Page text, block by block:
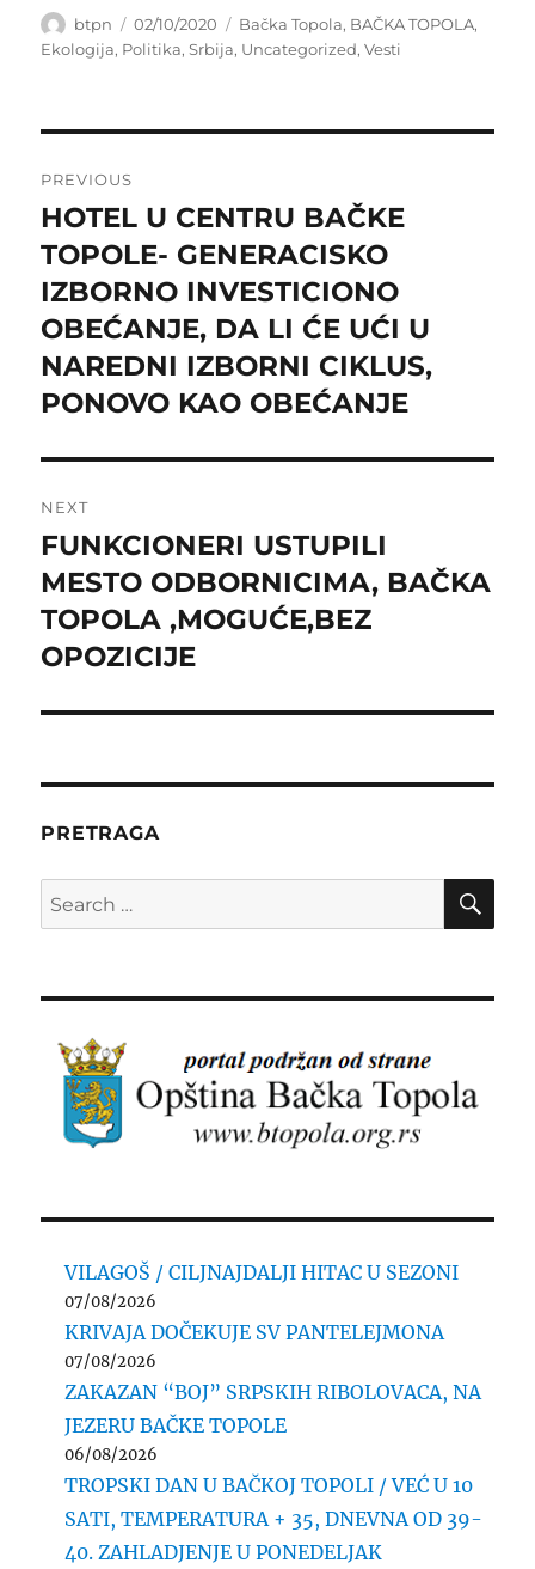
Author
btpn
Posted
on
02/10/2020 Categories
Bačka Topola, BAČKA TOPOLA,
Ekologija, Politika,Srbija, Uncategorized,Vesti
navigation
PREVIOUS
Previous
post:
HOTEL U CENTRU BAČKE
TOPOLE- GENERACISKO
IZBORNO INVESTICIONO
OBEĆANJE, DA LI ĆE UĆI U
NAREDNI IZBORNI CIKLUS,
PONOVO KAO OBEĆANJE
NEXT
Next
post:
FUNKCIONERI USTUPILI
MESTO ODBORNICIMA, BAČKA
TOPOLA ,MOGUĆE,BEZ
OPOZICIJE
PRETRAGA
Search
for:
VILAGOŠ / CILJNAJDALJI HITAC U SEZONI
07/08/2026
KRIVAJA DOČEKUJE SV PANTELEJMONA
07/08/2026
ZAKAZAN “BOJ” SRPSKIH RIBOLOVACA, NA
JEZERU BAČKE TOPOLE
06/08/2026
TROPSKI DAN U BAČKOJ TOPOLI / VEĆ U 10
SATI, TEMPERATURA + 35, DNEVNA OD 39-
40. ZAHLADJENJE U PONEDELJAK